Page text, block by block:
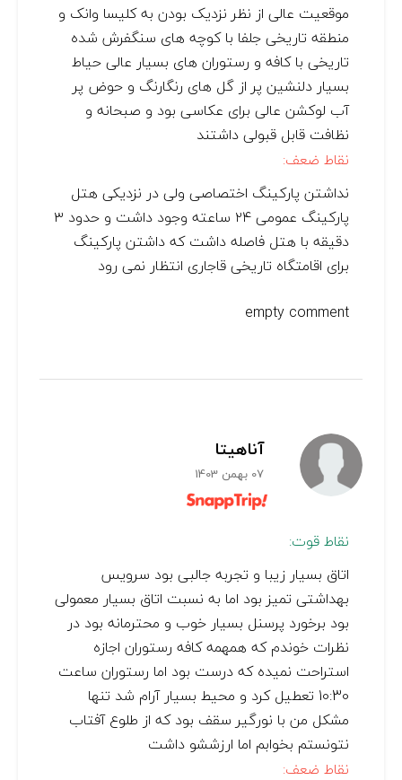
موقعیت عالی از نظر نزدیک بودن به کلیسا وانک و
منطقه تاریخی جلفا با کوچه های سنگفرش شده
تاریخی با کافه و رستوران های بسیار عالی حیاط
بسیار دلنشین پر از گل های رنگارنگ و حوض پر
آب لوکشن عالی برای عکاسی بود و صبحانه و
نظافت قابل قبولی داشتند
نقاط ضعف:
نداشتن پارکینگ اختصاصی ولی در نزدیکی هتل
پارکینگ عمومی ۲۴ ساعته وجود داشت و حدود ۳
دقیقه با هتل فاصله داشت که داشتن پارکینگ
برای اقامتگاه تاریخی قاجاری انتظار نمی رود
empty comment
آناهیتا
07 بهمن 1403
نقاط قوت:
اتاق بسیار زیبا و تجربه جالبی بود سرویس
بهداشتی تمیز بود اما به نسبت اتاق بسیار معمولی
بود برخورد پرسنل بسیار خوب و محترمانه بود در
نظرات خوندم که همهمه کافه رستوران اجازه
استراحت نمیده که درست بود اما رستوران ساعت
10:30 تعطیل کرد و محیط بسیار آرام شد تنها
مشکل من با نورگیر سقف بود که از طلوع آفتاب
نتونستم بخوابم اما ارزششو داشت
نقاط ضعف: